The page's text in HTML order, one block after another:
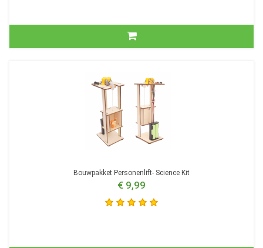
Bouwpakket Personenlift- Science Kit
€ 9,99